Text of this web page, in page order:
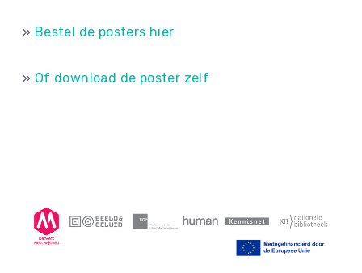
» Bestel de posters hier
» Of download de poster zelf